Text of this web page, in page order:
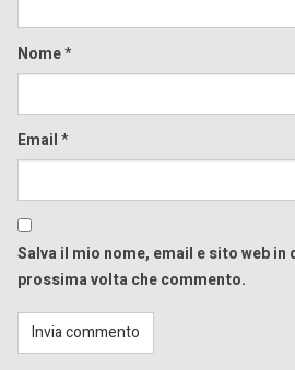
Nome*
Email*
Salva il mio nome, email e sito web
prossima volta che commento.